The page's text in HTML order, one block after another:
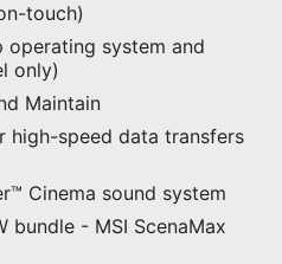
touch)
operating system and
only)
Maintain
high-speed data transfers
Cinema sound system
bundle - MSI ScenaMax